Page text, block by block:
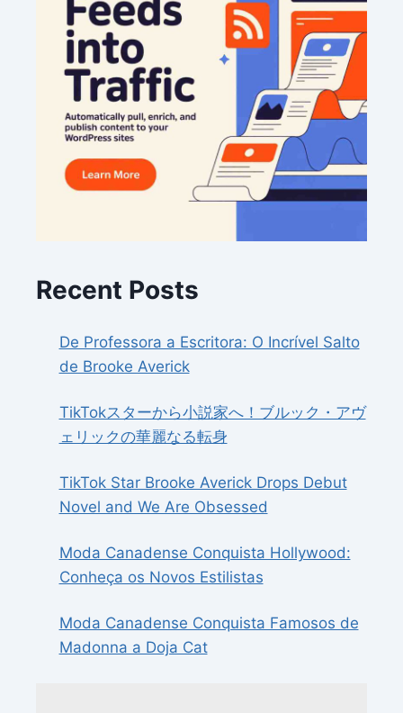
Recent Posts
De Professora a Escritora: O Incrível Salto
de Brooke Averick
TikTokスターから小説家へ！ブルック・アヴ
ェリックの華麗なる転身
TikTok Star Brooke Averick Drops Debut
Novel and We Are Obsessed
Moda Canadense Conquista Hollywood:
Conheça os Novos Estilistas
Moda Canadense Conquista Famosos de
Madonna a Doja Cat